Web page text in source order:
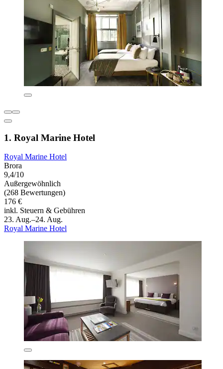
1. Royal Marine Hotel
Royal Marine Hotel
Brora
9,4/10
Außergewöhnlich
(268 Bewertungen)
176 €
inkl. Steuern & Gebühren
23. Aug.–24. Aug.
Royal Marine Hotel